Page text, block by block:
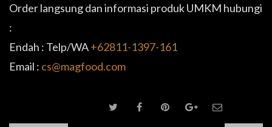
Order langsung dan informasi produk UMKM hubungi
:
Endah : Telp/WA+62811-1397-161
Email : cs@magfood.com